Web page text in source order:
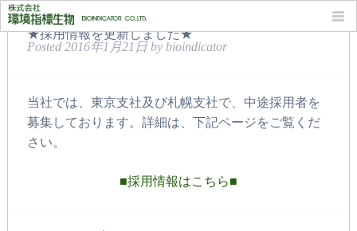
★採用情報を更新しました★
Posted 2016年1月21日 by bioindicator
当社では、東京支社及び札幌支社で、中途採用者を
募集しております。詳細は、下記ページをご覧くだ
さい。
■採用情報はこちら■